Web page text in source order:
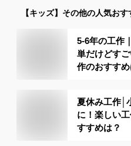
【キッズ】 その他の人気おす
5-6年の工作
単だけどす
作のおすすめ
夏休み工作│
に！楽しい
すすめは？